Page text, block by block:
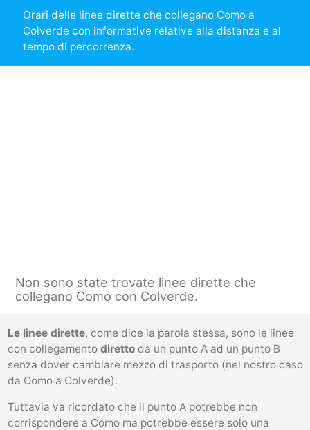
Orari delle linee dirette che collegano Como a
Colverde con informative relative alla distanza e al
tempo di percorrenza.
Non sono state trovate linee dirette che
collegano Como con Colverde.
Le linee dirette, come dice la parola stessa, sono le linee
con collegamento direttoda un punto A ad un punto B
senza dover cambiare mezzo di trasporto (nel nostro caso
da Como a Colverde).
Tuttavia va ricordato che il punto A potrebbe non
corrispondere a Como ma potrebbe essere solo una